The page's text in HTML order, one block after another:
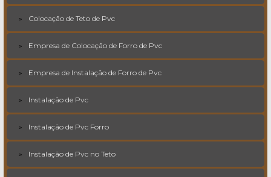
Colocação de Teto de Pvc
Empresa de Colocação de Forro de Pvc
Empresa de Instalação de Forro de Pvc
Instalação de Pvc
Instalação de Pvc Forro
Instalação de Pvc no Teto